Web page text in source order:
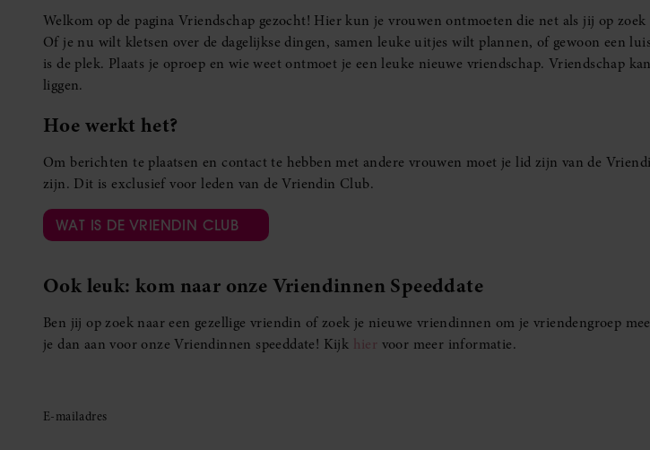
Welkom op de pagina Vriendschap gezocht! Hier kun je vrouwen ontmoeten die net als jij op
Of je nu wilt kletsen over de dagelijkse dingen, samen leuke uitjes wilt plannen, of gewoon een
is de plek. Plaats je oproep en wie weet ontmoet je een leuke nieuwe vriendschap. Vriendschap
liggen.
Hoe werkt het?
Om berichten te plaatsen en contact te hebben met andere vrouwen moet je lid zijn van de
zijn. Dit is exclusief voor leden van de Vriendin Club.
WAT IS DE VRIENDIN CLUB
Ook leuk: kom naar onze Vriendinnen Speeddate
Ben jij op zoek naar een gezellige vriendin of zoek je nieuwe vriendinnen om je vriendengroep
je dan aan voor onze Vriendinnen speeddate! Kijk hier voor meer informatie.
E-mailadres